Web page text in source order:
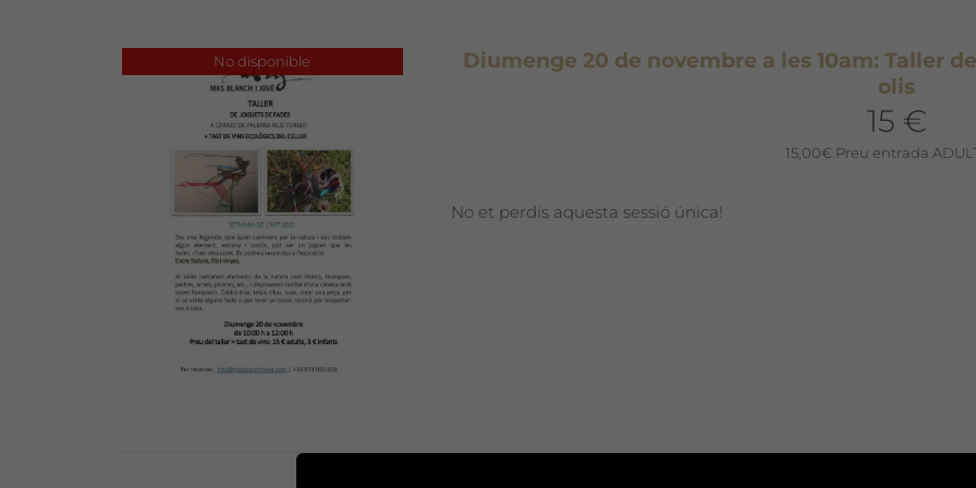
No disponible
Diumenge 20 de novembre a les 10am: Taller
olis
15 €
15,00€ Preu entrada
No et perdis aquesta sessió única!